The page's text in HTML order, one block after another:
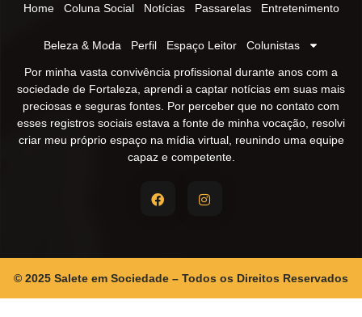
Home Coluna Social Notícias Passarelas Entretenimento
Beleza & Moda Perfil Espaço Leitor Colunistas
Por minha vasta convivência profissional durante anos com a
sociedade de Fortaleza, aprendi a captar notícias em suas mais
preciosas e seguras fontes. Por perceber que no contato com
esses registros sociais estava a fonte de minha vocação, resolvi
criar meu próprio espaço na mídia virtual, reunindo uma equipe
capaz e competente.
© 2025 Salete em Sociedade – Todos os Direitos Reservados